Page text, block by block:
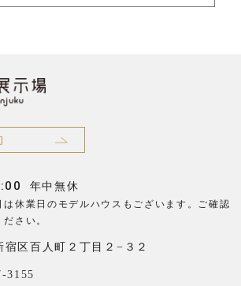
年中無休
休業日のモデルハウスもございます。 ご確認
さい。
宿区百人町２丁目２−３２
3155